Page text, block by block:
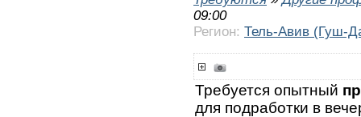
09:00
Регион: Тель-Авив (Гуш-
Требуется опытный
для подработки в